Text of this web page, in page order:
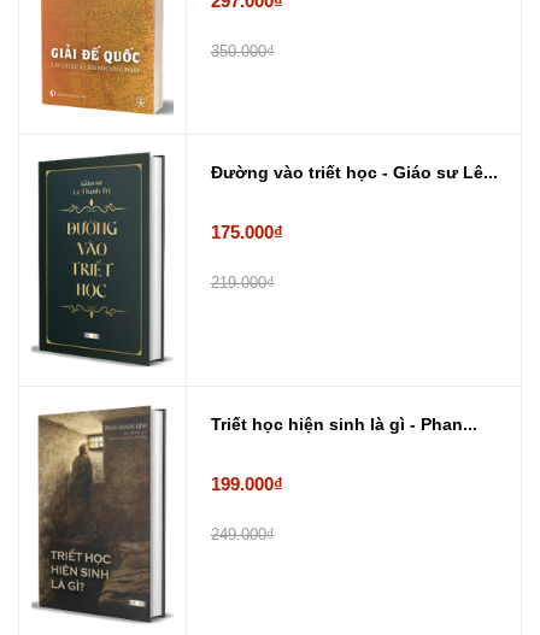
350.000₫
Đường vào triết học - Giáo sư Lê...
175.000₫
219.000₫
Triết học hiện sinh là gì - Phan...
199.000₫
249.000₫